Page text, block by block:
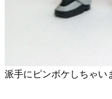
派手にピンボケしちゃい